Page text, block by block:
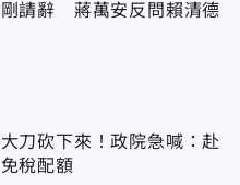
請辭 蔣萬安反問賴清德
刀砍下來！政院急喊：赴
稅配額